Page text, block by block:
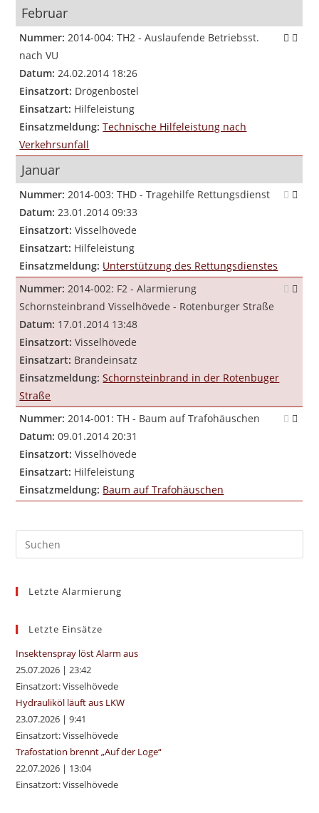
Februar
Nummer: 2014-004: TH2 - Auslaufende Betriebsst.
nach VU
Datum: 24.02.2014 18:26
Einsatzort: Drögenbostel
Einsatzart: Hilfeleistung
Einsatzmeldung: Technische Hilfeleistung nach
Verkehrsunfall
Januar
Nummer: 2014-003: THD - Tragehilfe Rettungsdienst
Datum: 23.01.2014 09:33
Einsatzort: Visselhövede
Einsatzart: Hilfeleistung
Einsatzmeldung: Unterstützung des Rettungsdienstes
Nummer: 2014-002: F2 - Alarmierung
Schornsteinbrand Visselhövede - Rotenburger Straße
Datum: 17.01.2014 13:48
Einsatzort: Visselhövede
Einsatzart: Brandeinsatz
Einsatzmeldung: Schornsteinbrand in der Rotenbuger
Straße
Nummer: 2014-001: TH - Baum auf Trafohäuschen
Datum: 09.01.2014 20:31
Einsatzort: Visselhövede
Einsatzart: Hilfeleistung
Einsatzmeldung: Baum auf Trafohäuschen
Letzte Alarmierung
Letzte Einsätze
Insektenspray löst Alarm aus
25.07.2026 |23:42
Einsatzort: Visselhövede
Hydrauliköl läuft aus LKW
23.07.2026 |9:41
Einsatzort: Visselhövede
Trafostation brennt „Auf der Loge“
22.07.2026 | 13:04
Einsatzort: Visselhövede